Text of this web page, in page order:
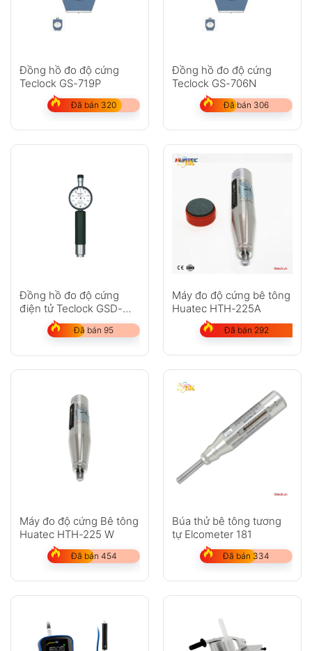
Đồng hồ đo độ cứng
Teclock GS-719P
Đã bán 320
Đồng hồ đo độ cứng
Teclock GS-706N
Đã bán 306
Đồng hồ đo độ cứng
điện tử Teclock GSD-
Đã bán 95
Máy đo độ cứng bê tông
Huatec HTH-225A
Đã bán 292
Máy đo độ cứng Bê tông
Huatec HTH-225 W
Đã bán 454
Búa thử bê tông tương
tự Elcometer 181
Đã bán 334